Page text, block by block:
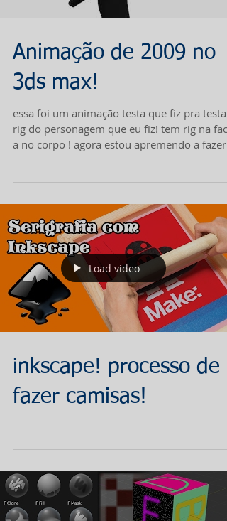
Animação de 2009 no
3ds max!
essa foi um animação testa que fiz pra testar
rig do personagem que eu fiz! tem rig na face
a no corpo ! agora estou apremendo a fazer...
Load video
inkscape! processo de
fazer camisas!